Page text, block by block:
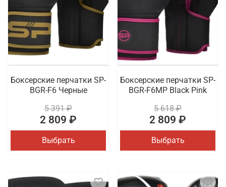
Боксерские перчатки SP-
BGR-F6 Черные
5 391 ₽
2 809 ₽
Выбрать
Боксерские перчатки SP-
BGR-F6MP Black Pink
5 618 ₽
2 809 ₽
Выбрать